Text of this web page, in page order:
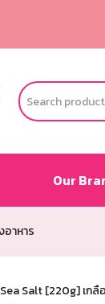
Our
อาหาร